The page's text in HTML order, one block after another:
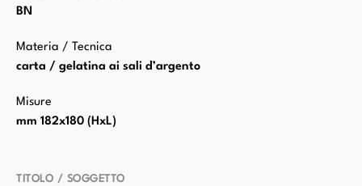
BN
Materia / Tecnica
carta / gelatina ai sali d’argento
Misure
mm 182x180 (HxL)
TITOLO / SOGGETTO